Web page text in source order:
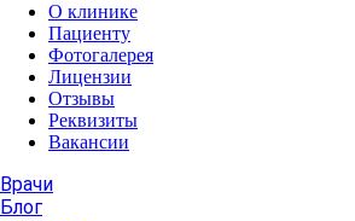
О клинике
Пациенту
Фотогалерея
Лицензии
Отзывы
Реквизиты
Вакансии
Врачи
Блог